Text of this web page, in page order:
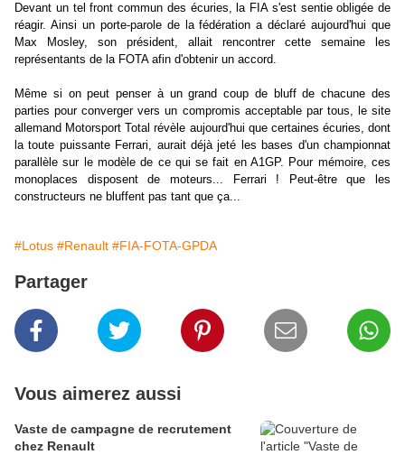
Devant un tel front commun des écuries, la FIA s'est sentie obligée de
réagir. Ainsi un porte-parole de la fédération a déclaré aujourd'hui que
Max Mosley, son président, allait rencontrer cette semaine les
représentants de la FOTA afin d'obtenir un accord.
Même si on peut penser à un grand coup de bluff de chacune des
parties pour converger vers un compromis acceptable par tous, le site
allemand Motorsport Total révèle aujourd'hui que certaines écuries, dont
la toute puissante Ferrari, aurait déjà jeté les bases d'un championnat
parallèle sur le modèle de ce qui se fait en A1GP. Pour mémoire, ces
monoplaces disposent de moteurs... Ferrari ! Peut-être que les
constructeurs ne bluffent pas tant que ça...
#Lotus #Renault #FIA-FOTA-GPDA
Partager
Vous aimerez aussi
Vaste de campagne de recrutement
chez Renault